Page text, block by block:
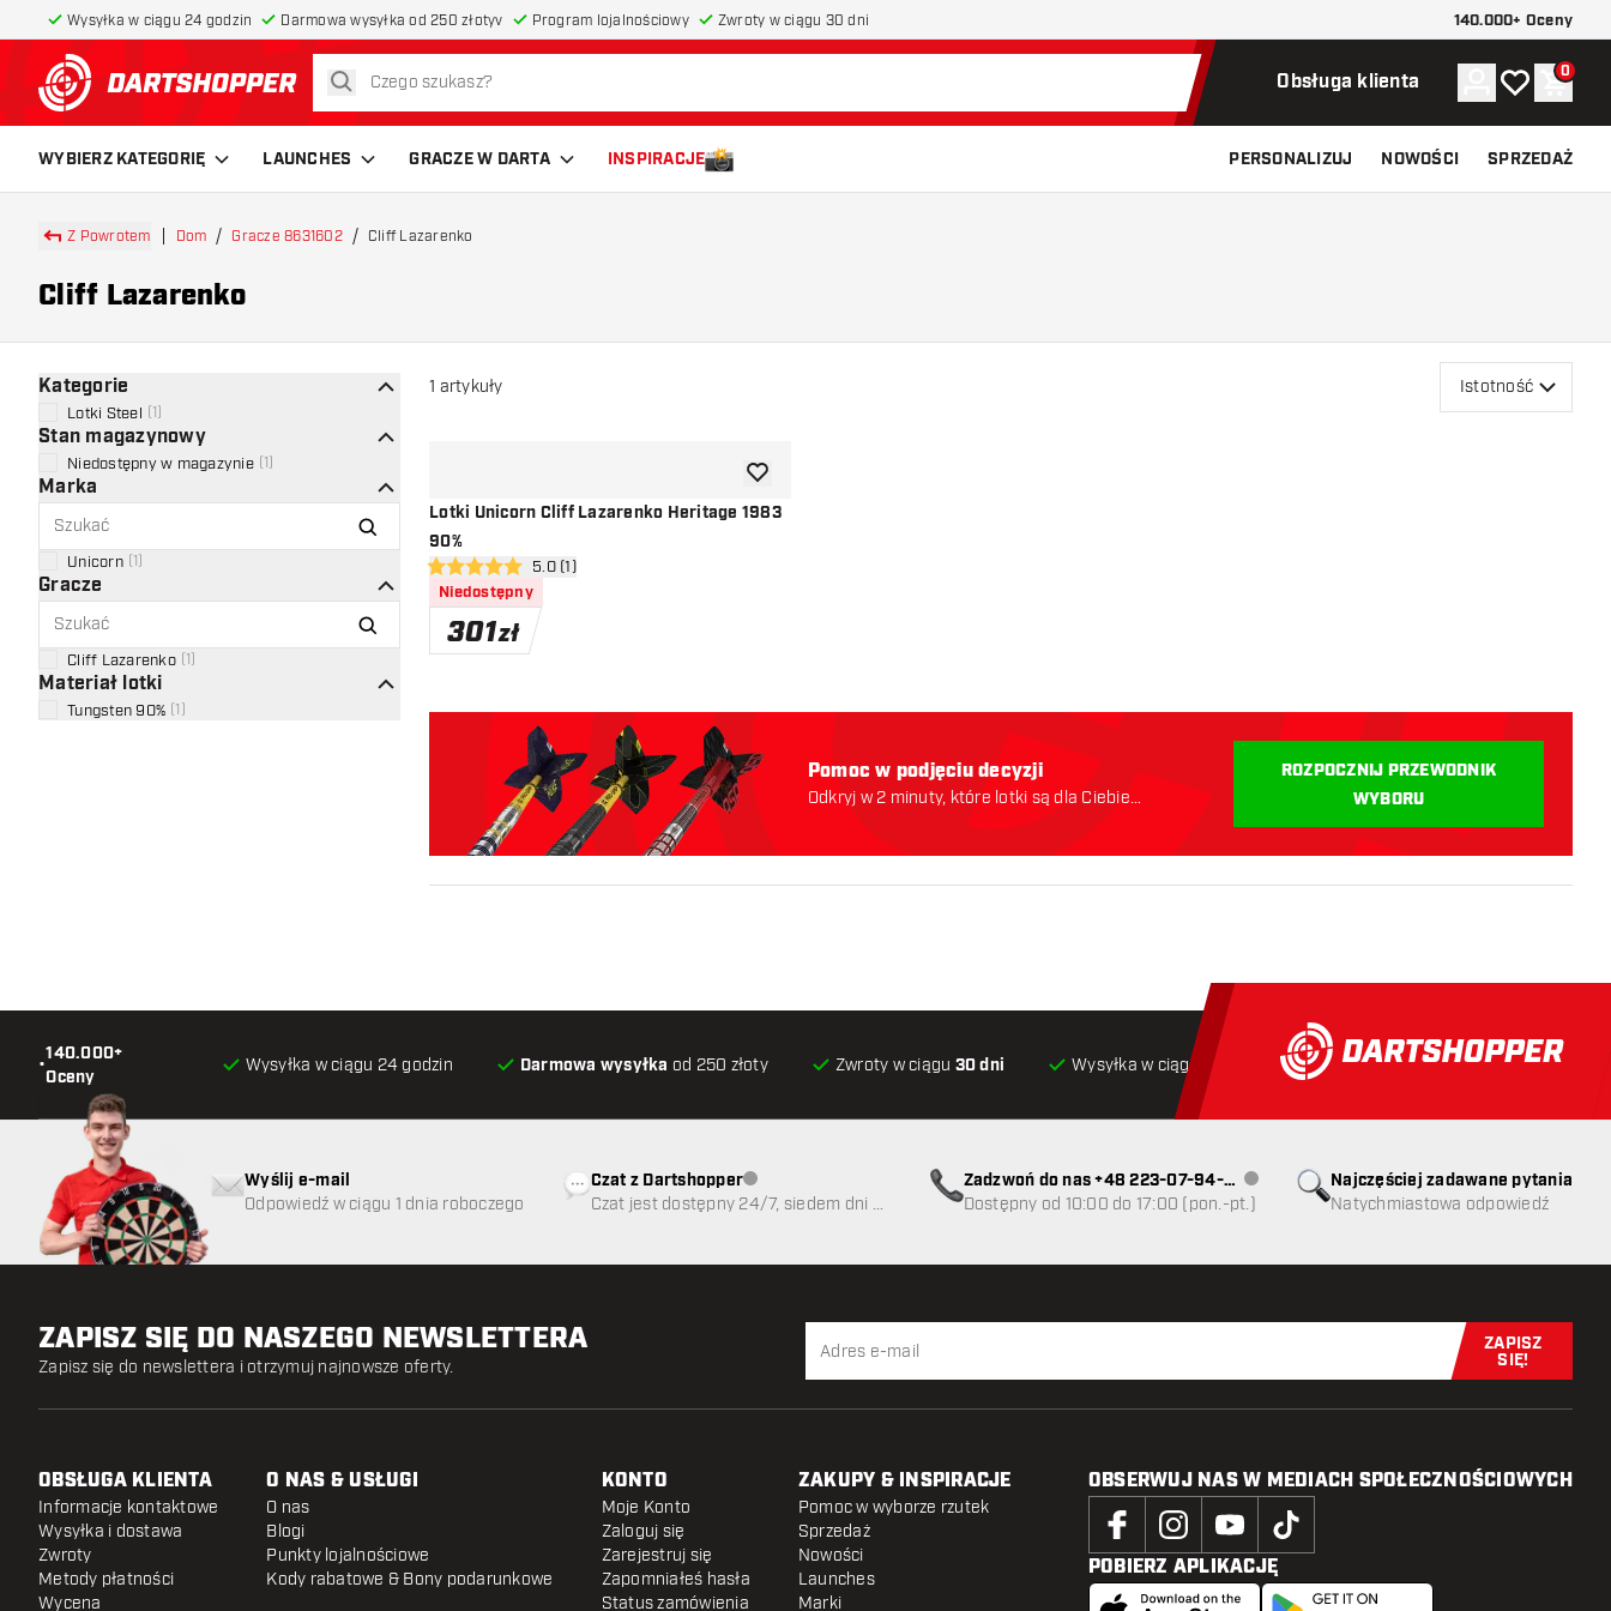
Wysyłka w ciągu 24 godzin Darmowa wysyłka od 250 złotyv Program lojalnościowy Zwroty w ciągu 30 dni 140.000+ Oceny
powrót do strony głównej
szukaj Obsługa klienta Konto
Moja listaKoszyk
0
WYBIERZ KATEGORIĘ LAUNCHES GRACZE W DARTA INSPIRACJE PERSONALIZUJ NOWOŚCI SPRZEDAŻ
Z Powrotem Dom Gracze 8631602 Cliff Lazarenko
Cliff Lazarenko
Kategorie
Lotki Steel 1
Stan magazynowy
Niedostępny w magazynie 1
Marka
Unicorn 1
Gracze
Cliff Lazarenko 1
Materiał lotki
Tungsten 90% 1
1 artykuły Istotność
Lotki Unicorn Cliff Lazarenko Heritage 1983
90%
otwórz panel recenzji
5 gwiazdki oceny5.0 (1)
Niedostępny
301zł
dodaj do listy życzeń
Pomoc w podjęciu decyzji
Odkryj w 2 minuty, które lotki są dla Ciebie
ROZPOCZNIJ PRZEWODNIK
WYBORU
•
140.000+
Oceny
Wysyłka w ciągu 24 godzin Darmowa wysyłka od 250 złoty Zwroty w ciągu 30 dni Wysyłka w ciągu 24 godzin Darmowa wysyłka od 250 złoty
Najczęściej zadawane pytania
Natychmiastowa odpowiedź
Wyślij e-mail
Odpowiedź w ciągu 1 dnia roboczego
Czat z DartshopperObsługa klienta niedostępna
Czat jest dostępny 24/7, siedem dni w
Zadzwoń do nas +48 223-07-94-
89
Obsługa klienta niedostępna
Dostępny od 10:00 do 17:00 (pon.-pt.)
ZAPISZ SIĘ DO NASZEGO NEWSLETTERA
Zapisz się do newslettera i otrzymuj najnowsze oferty.
Zapisz się
ZAPISZ
SIĘ!
OBSŁUGA KLIENTA
Informacje kontaktowe
Wysyłka i dostawa
Zwroty
Metody płatności
Wycena
O NAS & USŁUGI
O nas
Blogi
Punkty lojalnościowe
Kody rabatowe & Bony podarunkowe
KONTO
Moje Konto
Zaloguj się
Zarejestruj się
Zapomniałeś hasła
Status zamówienia
ZAKUPY & INSPIRACJE
Pomoc w wyborze rzutek
Sprzedaż
Nowości
Launches
Marki
OBSERWUJ NAS W MEDIACH SPOŁECZNOŚCIOWYCH
POBIERZ APLIKACJĘ